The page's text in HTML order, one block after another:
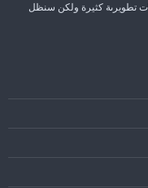
تطويرىة كثيرة ولكن سنظل